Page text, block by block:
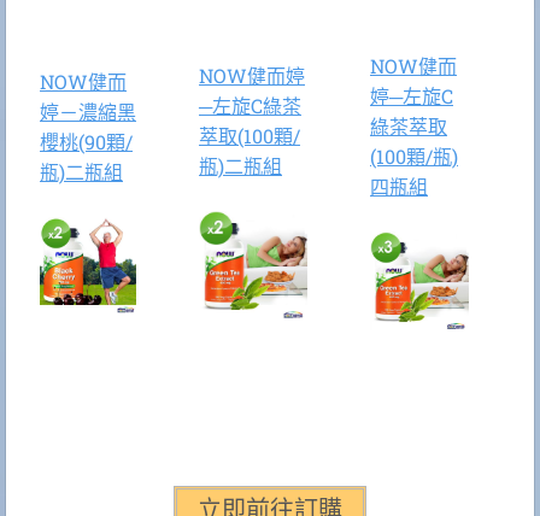
NOW健而
婷－濃縮黑
櫻桃(90顆/
瓶)二瓶組
NOW健而婷
─左旋C綠茶
萃取(100顆/
瓶)二瓶組
NOW健而
婷─左旋C
綠茶萃取
(100顆/瓶)
四瓶組